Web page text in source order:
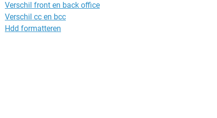
Verschil front en back office
Verschil cc en bcc
Hdd formatteren